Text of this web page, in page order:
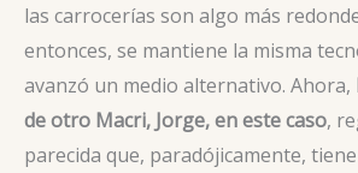
las carrocerías son algo más
entonces, se mantiene la misma
avanzó un medio alternativo. Ahora,
de otro Macri, Jorge, en este caso,
parecida que, paradójicamente,